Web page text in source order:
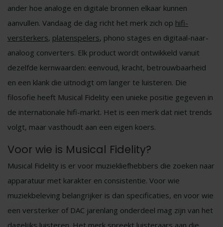
ander hoe analoge en digitale bronnen elkaar kunnen
aanvullen. Vandaag de dag richt het merk zich op hifi-
versterkers, platenspelers, phono stages en digitaal-naar-
analoog converters. Elk product wordt ontwikkeld vanuit
dezelfde kernwaarden: eenvoud, kracht, betrouwbaarheid
en een klank die uitnodigt om langer te luisteren. Die
filosofie heeft Musical Fidelity een unieke positie gegeven in
de internationale hifi-markt. Het is een merk dat niet trends
volgt, maar vasthoudt aan een eigen koers.
Voor wie is Musical Fidelity?
Musical Fidelity is er voor muziekliefhebbers die zoeken naar
apparatuur met karakter en consistentie. Voor wie
muziekbeleving belangrijker is dan specificaties, en voor wie
een versterker of DAC jarenlang onderdeel mag zijn van het
dagelijks luisteren. Het merk spreekt luisteraars aan die